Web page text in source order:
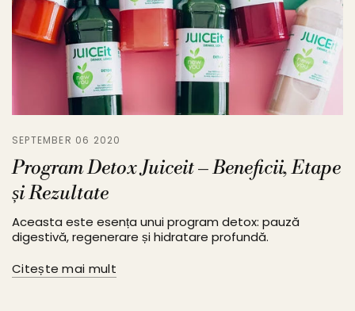
SEPTEMBER 06 2020
Program Detox Juiceit – Beneficii, Etape
și Rezultate
Aceasta este esența unui program detox: pauză
digestivă, regenerare și hidratare profundă.
Citește mai mult